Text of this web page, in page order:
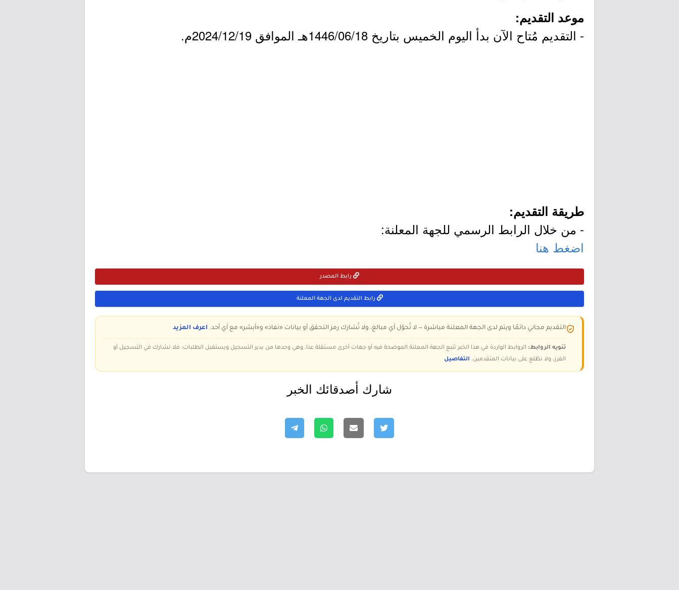
موعد التقديم:
- التقديم مُتاح الآن بدأ اليوم الخميس بتاريخ 1446/06/18هـ الموافق 2024/12/19م.
طريقة التقديم:
- من خلال الرابط الرسمي للجهة المعلنة:
اضغط هنا
رابط المصدر
رابط التقديم لدى الجهة المعلنة
التقديم مجاني دائمًا ويتم لدى الجهة المعلنة مباشرة — لا تُحوّل أي مبالغ، ولا تُشارك رمز التحقق أو بيانات «نفاذ» و«أبشر» مع أي أحد. اعرف المزيد
تنويه الروابط: الروابط الواردة في هذا الخبر تتبع الجهة المعلنة الموضحة فيه أو جهات أخرى مستقلة عنا، وهي وحدها من يدير التسجيل ويستقبل الطلبات؛ فلا نشارك في التسجيل أو
الفرز، ولا نطّلع على بيانات المتقدمين. التفاصيل
شارك أصدقائك الخبر